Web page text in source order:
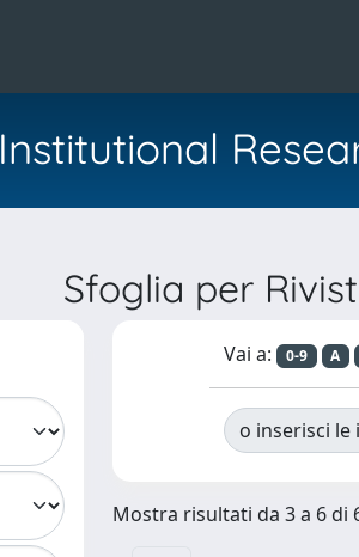
Institutional
Sfoglia per
Vai a: 0-9 A
o inserisci le
Mostra risultati da 3 a 6 di